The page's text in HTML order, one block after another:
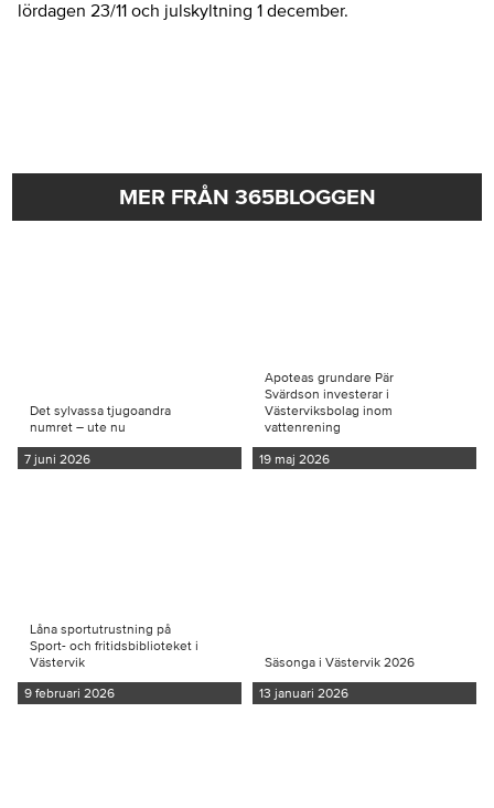
lördagen 23/11 och julskyltning 1 december.
MER FRÅN 365BLOGGEN
Det sylvassa tjugoandra
numret – ute nu
7 juni 2026
Apoteas grundare Pär
Svärdson investerar i
Västerviksbolag inom
vattenrening
19 maj 2026
Låna sportutrustning på
Sport- och fritidsbiblioteket i
Västervik
9 februari 2026
Säsonga i Västervik 2026
13 januari 2026